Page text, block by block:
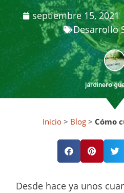
septiembre 15, 2021
Desarrollo
jardinero
Inicio> Blog> Cómo
Desde hace ya unos